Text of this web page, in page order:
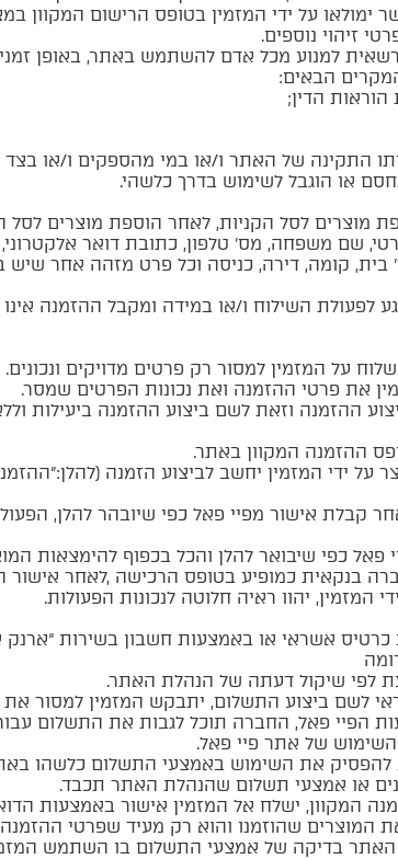
ימולאו על ידי המזמין בטופס הרישום המקוון
זיהוי נוספים.
למנוע מכל אדם להשתמש באתר, באופן
הבאים:
הדין;
התקינה של האתר ו/או במי מהספקים ו/או בצד
או הוגבל לשימוש בדרך כלשהי.
לסל הקניות, לאחר הוספת מוצרים לסל
שם משפחה, מס’ טלפון, כתובת דואר
קומה, דירה, כניסה וכל פרט מזהה אחר שיש
לפעולת השילוח ו/או במידה ומקבל ההזמנה
על המזמין למסור רק פרטים מדויקים ונכונים.
את פרטי ההזמנה ואת נכונות הפרטים שמסר.
ההזמנה וזאת לשם ביצוע ההזמנה ביעילות
ההזמנה המקוון באתר.
על ידי המזמין יחשב לביצוע הזמנה
קבלת אישור מפיי פאל כפי שיובהר להלן,
פאל כפי שיבואר להלן והכל בכפוף להימצאות
בנקאית כמופיע בטופס הרכישה ,לאחר
המזמין, יהוו ראיה חלוטה לנכונות הפעולות.
אשראי או באמצעות חשבון בשירות “ארנק
לפי שיקול דעתה של הנהלת האתר.
לשם ביצוע התשלום, יתבקש המזמין למסור את
הפיי פאל, החברה תוכל לגבות את התשלום
השימוש של אתר פיי פאל.
את השימוש באמצעי התשלום כלשהו
או אמצעי תשלום שהנהלת האתר תכבד.
המקוון, ישלח אל המזמין אישור באמצעות
המוצרים שהוזמנו והוא רק מעיד שפרטי
בדיקה של אמצעי התשלום בו השתמש